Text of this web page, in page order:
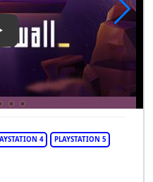
Video: Backfirewall
4 PLAYSTATION 5